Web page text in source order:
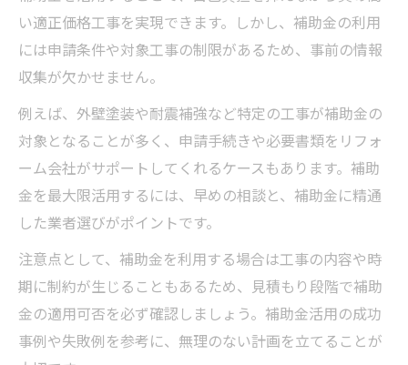
悪質業者を避けるための適正価格工事チェ
ック法
補助金と適正価格工事を活かしたリフォー
ム実例
口コミで探す新座市の適正価格工事のポイ
ント
い適正価格工事を実現できます。しかし、補助金の利用
には申請条件や対象工事の制限があるため、事前の情報
収集が欠かせません。
例えば、外壁塗装や耐震補強など特定の工事が補助金の
対象となることが多く、申請手続きや必要書類をリフォ
ーム会社がサポートしてくれるケースもあります。補助
金を最大限活用するには、早めの相談と、補助金に精通
した業者選びがポイントです。
注意点として、補助金を利用する場合は工事の内容や時
期に制約が生じることもあるため、見積もり段階で補助
金の適用可否を必ず確認しましょう。補助金活用の成功
事例や失敗例を参考に、無理のない計画を立てることが